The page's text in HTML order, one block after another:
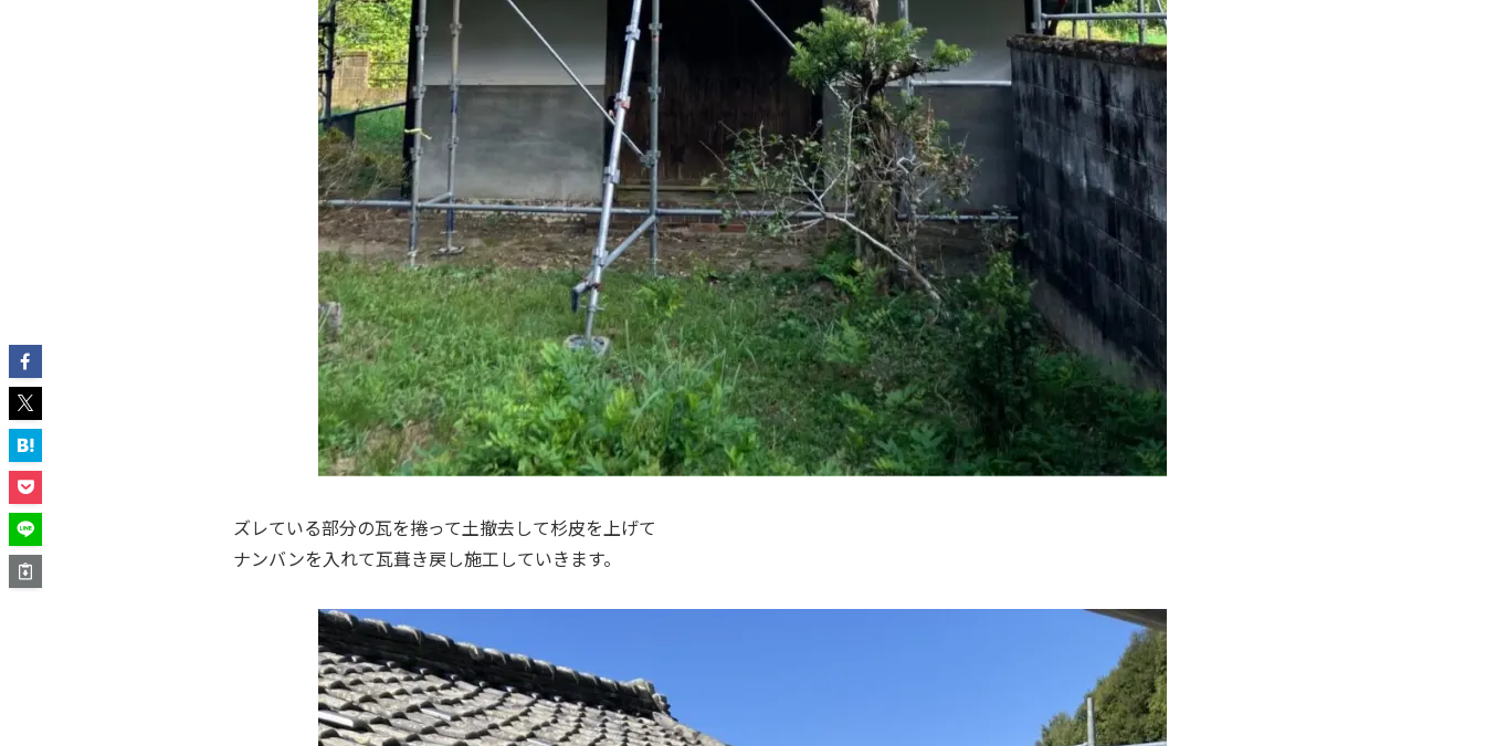
ズレている部分の瓦を捲って土撤去して杉皮を上げて
ナンバンを入れて瓦葺き戻し施工していきます。